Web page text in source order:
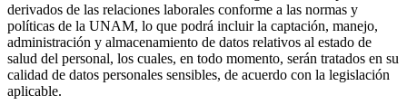
derivados de las relaciones laborales conforme a las normas y
políticas de la UNAM, lo que podrá incluir la captación, manejo,
administración y almacenamiento de datos relativos al estado de
salud del personal, los cuales, en todo momento, serán tratados en su
calidad de datos personales sensibles, de acuerdo con la legislación
aplicable.